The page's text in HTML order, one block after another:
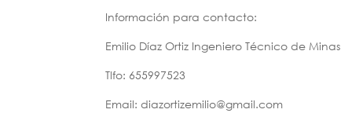
Información para contacto:
Emilio Díaz Ortiz Ingeniero Técnico de Minas
Tlfo: 655997523
Email: diazortizemilio@gmail.com